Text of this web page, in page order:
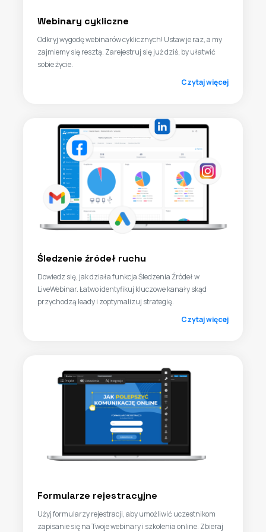
Webinary cykliczne
Odkryj wygodę webinarów cyklicznych! Ustaw je raz, a my
zajmiemy się resztą. Zarejestruj się już dziś, by ułatwić
sobie życie.
Czytaj więcej
Śledzenie źródeł ruchu
Dowiedz się, jak działa funkcja Śledzenia Źródeł w
LiveWebinar. Łatwo identyfikuj kluczowe kanały skąd
przychodzą leady i zoptymalizuj strategię.
Czytaj więcej
Formularze rejestracyjne
Użyj formularzy rejestracji, aby umożliwić uczestnikom
zapisanie się na Twoje webinary i szkolenia online. Zbieraj